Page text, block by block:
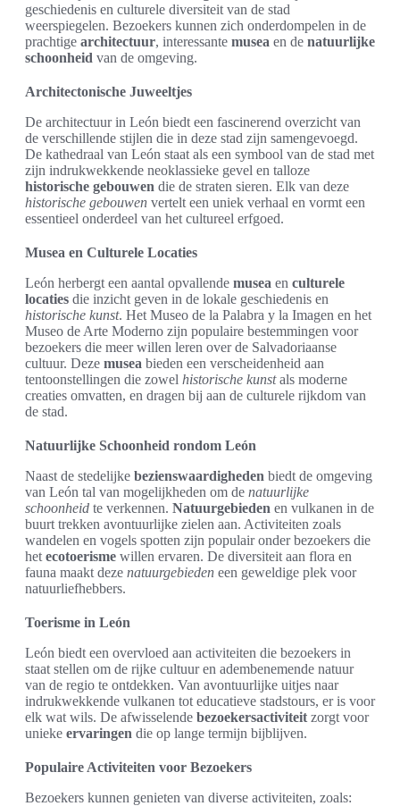
geschiedenis en culturele diversiteit van de stad
weerspiegelen. Bezoekers kunnen zich onderdompelen in de
prachtige architectuur, interessante musea en de natuurlijke
schoonheid van de omgeving.
Architectonische Juweeltjes
De architectuur in León biedt een fascinerend overzicht van
de verschillende stijlen die in deze stad zijn samengevoegd.
De kathedraal van León staat als een symbool van de stad met
zijn indrukwekkende neoklassieke gevel en talloze
historische gebouwen die de straten sieren. Elk van deze
historische gebouwen vertelt een uniek verhaal en vormt een
essentieel onderdeel van het cultureel erfgoed.
Musea en Culturele Locaties
León herbergt een aantal opvallende musea en culturele
locaties die inzicht geven in de lokale geschiedenis en
historische kunst. Het Museo de la Palabra y la Imagen en het
Museo de Arte Moderno zijn populaire bestemmingen voor
bezoekers die meer willen leren over de Salvadoriaanse
cultuur. Deze musea bieden een verscheidenheid aan
tentoonstellingen die zowel historische kunstals moderne
creaties omvatten, en dragen bij aan de culturele rijkdom van
de stad.
Natuurlijke Schoonheid rondom León
Naast de stedelijke bezienswaardigheden biedt de omgeving
van León tal van mogelijkheden om de natuurlijke
schoonheid te verkennen. Natuurgebieden en vulkanen in de
buurt trekken avontuurlijke zielen aan. Activiteiten zoals
wandelen en vogels spotten zijn populair onder bezoekers die
het ecotoerisme willen ervaren. De diversiteit aan flora en
fauna maakt deze natuurgebieden een geweldige plek voor
natuurliefhebbers.
Toerisme in León
León biedt een overvloed aan activiteiten die bezoekers in
staat stellen om de rijke cultuur en adembenemende natuur
van de regio te ontdekken. Van avontuurlijke uitjes naar
indrukwekkende vulkanen tot educatieve stadstours, er is voor
elk wat wils. De afwisselende bezoekersactiviteit zorgt voor
unieke ervaringen die op lange termijn bijblijven.
Populaire Activiteiten voor Bezoekers
Bezoekers kunnen genieten van diverse activiteiten, zoals: